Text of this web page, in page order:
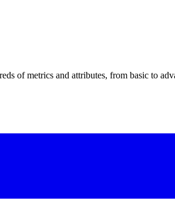
of metrics and attributes, from basic to